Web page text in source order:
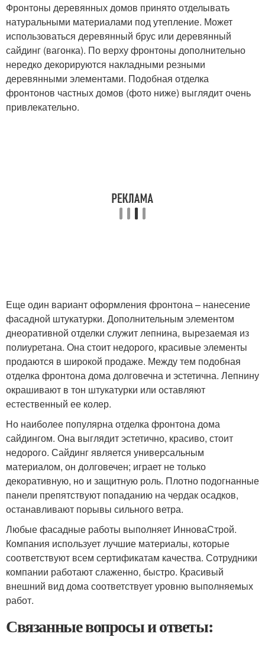
Фронтоны деревянных домов принято отделывать
натуральными материалами под утепление. Может
использоваться деревянный брус или деревянный
сайдинг (вагонка). По верху фронтоны дополнительно
нередко декорируются накладными резными
деревянными элементами. Подобная отделка
фронтонов частных домов (фото ниже) выглядит очень
привлекательно.
Еще один вариант оформления фронтона – нанесение
фасадной штукатурки. Дополнительным элементом
днеоративной отделки служит лепнина, вырезаемая из
полиуретана. Она стоит недорого, красивые элементы
продаются в широкой продаже. Между тем подобная
отделка фронтона дома долговечна и эстетична. Лепнину
окрашивают в тон штукатурки или оставляют
естественный ее колер.
Но наиболее популярна отделка фронтона дома
сайдингом. Она выглядит эстетично, красиво, стоит
недорого. Сайдинг является универсальным
материалом, он долговечен; играет не только
декоративную, но и защитную роль. Плотно подогнанные
панели препятствуют попаданию на чердак осадков,
останавливают порывы сильного ветра.
Любые фасадные работы выполняет ИнноваСтрой.
Компания использует лучшие материалы, которые
соответствуют всем сертификатам качества. Сотрудники
компании работают слаженно, быстро. Красивый
внешний вид дома соответствует уровню выполняемых
работ.
Связанные вопросы и ответы: